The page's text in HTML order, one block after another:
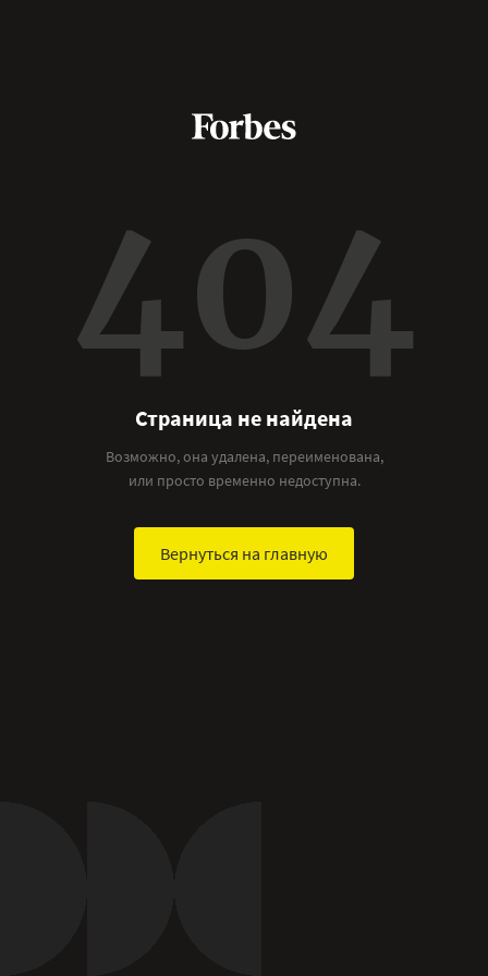
404
Страница не найдена
Возможно, она удалена, переименована,
или просто временно недоступна.
Вернуться на главную